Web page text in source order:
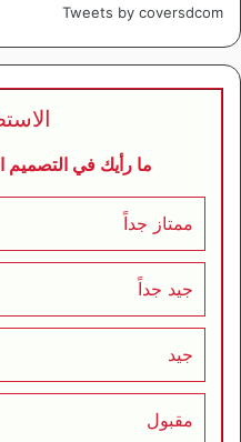
Tweets by coversdcom
ما رأيك في التصميم
ممتاز جداً
جيد جداً
جيد
مقبول